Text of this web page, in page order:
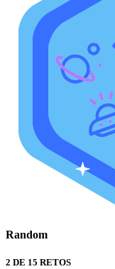
Random
2 DE 15 RETOS